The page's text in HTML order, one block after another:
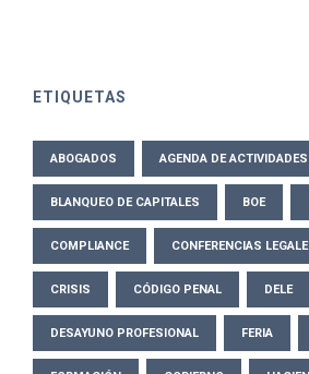
ETIQUETAS
ABOGADOS AGENDA DE ACTIVIDADES
BLANQUEO DE CAPITALES BOE
COMPLIANCE CONFERENCIAS
CRISIS CÓDIGO PENAL DELE
DESAYUNO PROFESIONAL FERIA